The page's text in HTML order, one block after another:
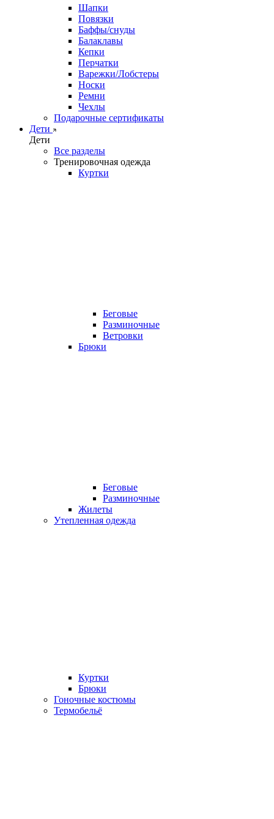
Шапки
Повязки
Баффы/снуды
Балаклавы
Кепки
Перчатки
Варежки/Лобстеры
Носки
Ремни
Чехлы
Подарочные сертификаты
Дети
Дети
Все разделы
Тренировочная одежда
Куртки
Беговые
Разминочные
Ветровки
Брюки
Беговые
Разминочные
Жилеты
Утепленная одежда
Куртки
Брюки
Гоночные костюмы
Термобельё